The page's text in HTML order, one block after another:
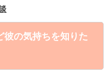
彼の気持ちを知りた